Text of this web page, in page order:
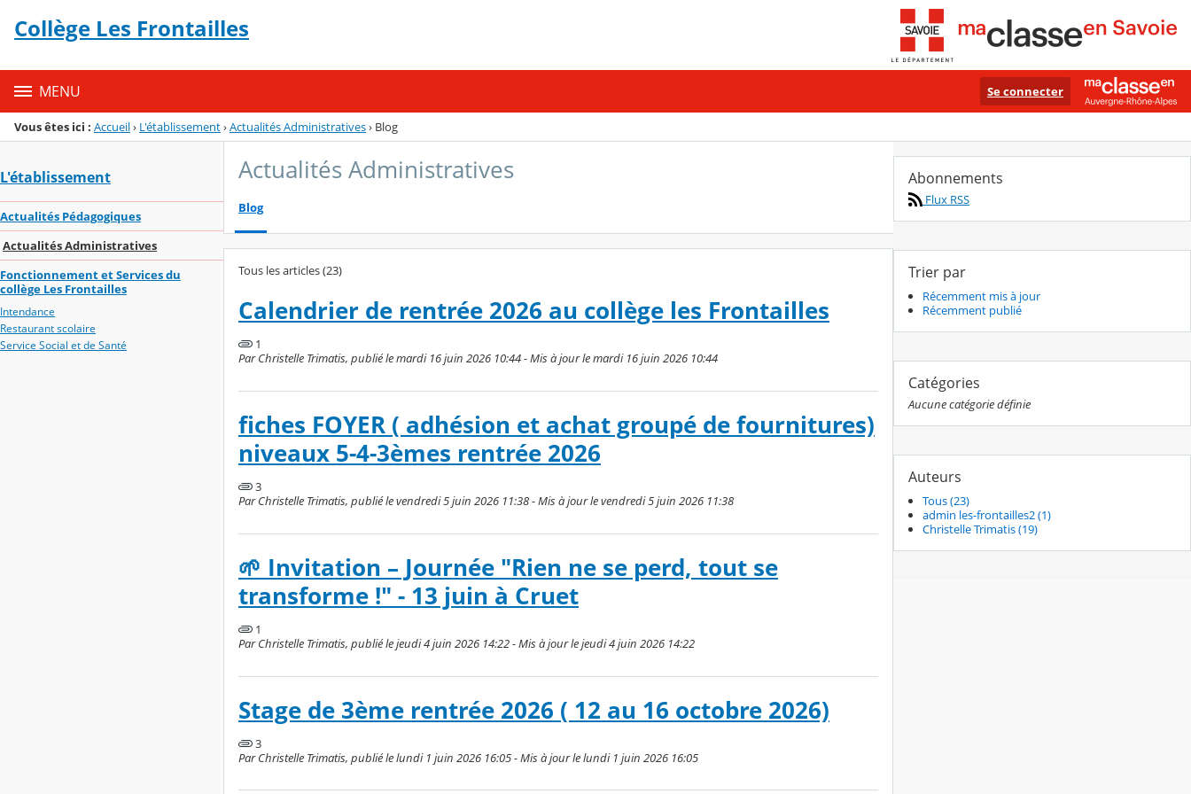
Menu de la rubrique
Contenu
Collège Les Frontailles
MENU Se connecter
Vous êtes ici : Accueil› L'établissement›Actualités Administratives› Blog
L'établissement
Actualités Pédagogiques
Actualités Administratives
Fonctionnement et Services du
collège Les Frontailles
Intendance
Restaurant scolaire
Service Social et de Santé
Actualités Administratives
Blog
Tous les articles (23)
Calendrier de rentrée 2026 au collège les Frontailles
1
Par Christelle Trimatis, publié le mardi 16 juin 2026 10:44 - Mis à jour le mardi 16 juin 2026 10:44
fiches FOYER ( adhésion et achat groupé de fournitures)
niveaux 5-4-3èmes rentrée 2026
3
Par Christelle Trimatis, publié le vendredi 5 juin 2026 11:38 - Mis à jour le vendredi 5 juin 2026 11:38
🌱 Invitation – Journée "Rien ne se perd, tout se
transforme !" - 13 juin à Cruet
1
Par Christelle Trimatis, publié le jeudi 4 juin 2026 14:22 - Mis à jour le jeudi 4 juin 2026 14:22
Stage de 3ème rentrée 2026 ( 12 au 16 octobre 2026)
3
Par Christelle Trimatis, publié le lundi 1 juin 2026 16:05 - Mis à jour le lundi 1 juin 2026 16:05
Abonnements
Flux RSS
Trier par
Récemment mis à jour
Récemment publié
Catégories
Aucune catégorie définie
Auteurs
Tous (23)
admin les-frontailles2 (1)
Christelle Trimatis (19)